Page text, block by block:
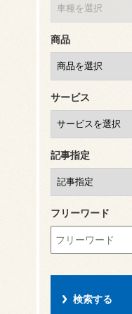
商品
サービス
記事指定
フリーワード